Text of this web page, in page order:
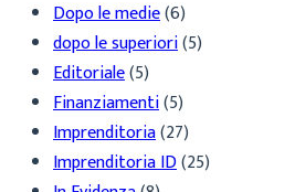
Dopo le medie(6)
dopo le superiori(5)
Editoriale(5)
Finanziamenti(5)
Imprenditoria(27)
Imprenditoria ID(25)